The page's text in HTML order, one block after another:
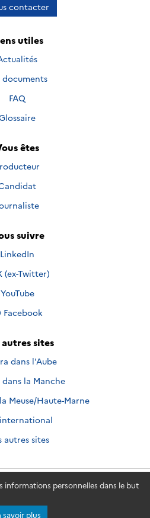
informations personnelles dans le but
savoir plus
contacter
utiles
documents
FAQ
êtes
suivre
Nous suivre sur
LinkedIn
suivre sur
(ex-Twitter)
Nous suivre sur
YouTube
Nous suivre sur
Facebook
sites
dans l'Aube
dans la Manche
Meuse/Haute-Marne
autres sites
Andra. Tous droits réservés.